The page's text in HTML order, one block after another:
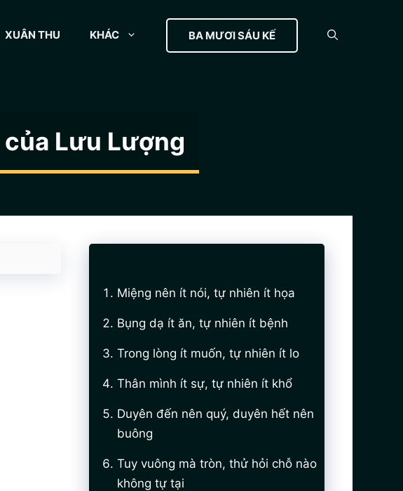
XUÂN THU KHÁC BA MƯƠI SÁU KẾ
Lưu Lượng
Miệng nên ít nói, tự nhiên ít họa
Bụng dạ ít ăn, tự nhiên ít bệnh
Trong lòng ít muốn, tự nhiên ít lo
Thân mình ít sự, tự nhiên ít khổ
Duyên đến nên quý, duyên hết nên
buông
Tuy vuông mà tròn, thử hỏi chỗ nào
không tự tại